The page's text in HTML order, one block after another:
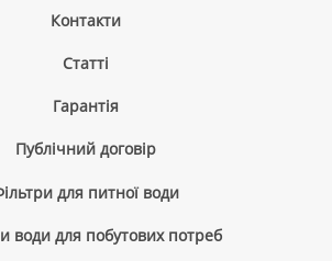
Контакти
Cтатті
Гарантія
Публічний договір
для питної води
води для побутових потреб